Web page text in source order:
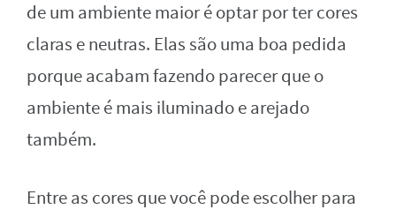
de um ambiente maior é optar por ter cores
claras e neutras. Elas são uma boa pedida
porque acabam fazendo parecer que o
ambiente é mais iluminado e arejado
também.
Entre as cores que você pode escolher para